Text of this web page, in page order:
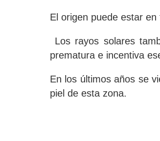
El origen puede estar
Los rayos solares
prematura e incentiva
En los últimos años se
piel de esta zona.